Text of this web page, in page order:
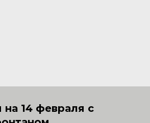
14 февраля с